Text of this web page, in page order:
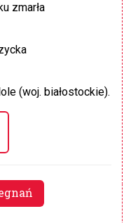
zmarła
(woj. białostockie).